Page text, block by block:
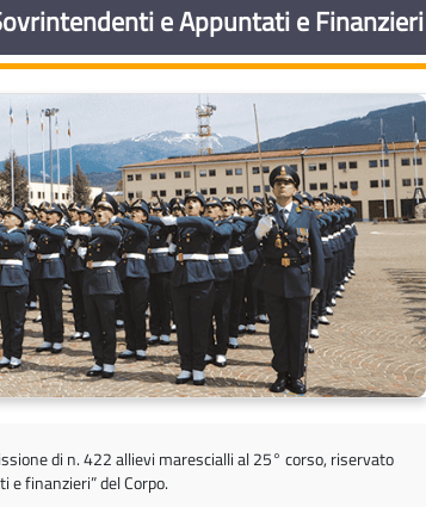
e Appuntati e Finanzieri
di n. 422 allievi marescialli al 25° corso, riservato
e finanzieri” del Corpo.